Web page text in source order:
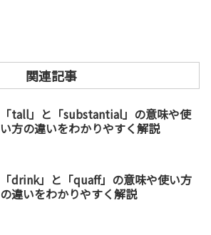
関連記事
「tall」と「substantial」の意味や使
い方の違いをわかりやすく解説
「drink」と「quaff」の意味や使い方
の違いをわかりやすく解説